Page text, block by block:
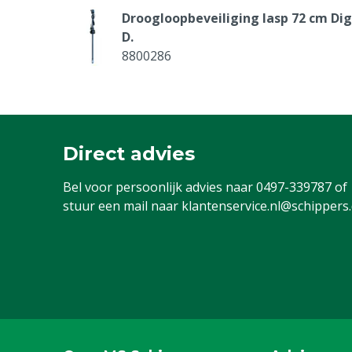
Droogloopbeveiliging lasp 72 cm
D.
8800286
8800455
8804006
m
Direct advies
Bel voor persoonlijk advies naar0497-339787of
stuur een mail naar